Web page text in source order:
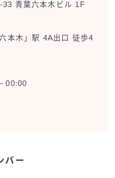
33 青葉六本木ビル 1F
本木」駅 4A出口 徒歩4
00:00
バー